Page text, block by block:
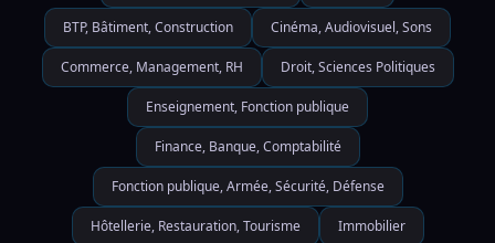
BTP, Bâtiment, Construction Cinéma, Audiovisuel, Sons
Commerce, Management, RH Droit, Sciences Politiques
Enseignement, Fonction publique
Finance, Banque, Comptabilité
Fonction publique, Armée, Sécurité, Défense
Hôtellerie, Restauration, Tourisme Immobilier